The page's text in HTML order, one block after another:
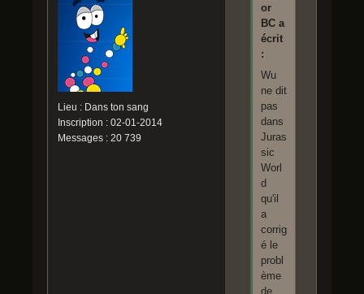
Lieu : Dans ton sang
Inscription : 02-01-2014
Messages : 20 739
or
BC a
écrit
:
Wu
ne dit
pas
dans
Juras
sic
Worl
d
qu'il
a
corrig
é le
probl
ème
de